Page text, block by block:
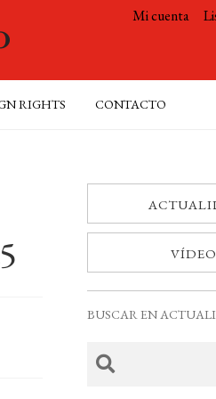
Mi cuenta
RIGHTS CONTACTO
BUSCAR EN